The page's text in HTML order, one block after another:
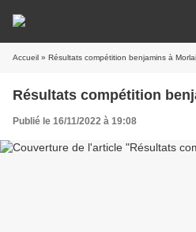
Accueil » Résultats compétition benjamins à
Résultats compétition
Publié le 16/11/2022 à 19:08